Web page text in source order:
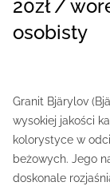
20zł / worek (30kg) Tylko odbiór
osobisty
Granit Bjärylov
wysokiej jakości
kolorystyce w
beżowych. Jego
doskonale